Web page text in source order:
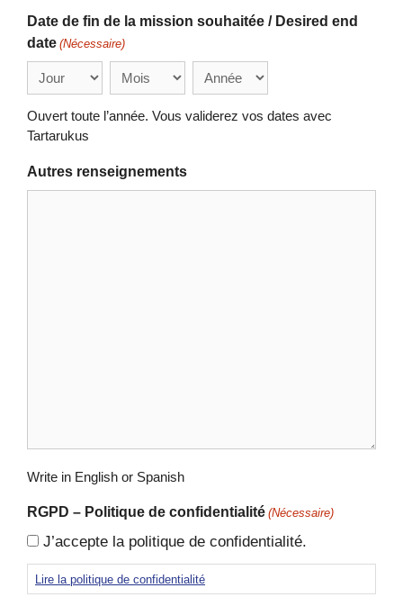
Date de fin de la mission souhaitée / Desired end
date (Nécessaire)
Ouvert toute l’année. Vous validerez vos dates avec
Tartarukus
Autres renseignements
Write in English or Spanish
RGPD – Politique de confidentialité (Nécessaire)
J’accepte la politique de confidentialité.
Lire la politique de confidentialité